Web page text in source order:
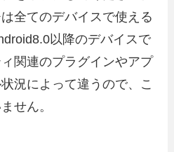
全てのデバイスで使える
以降のデバイスで
関連のプラグインやアプ
況によって違うので、こ
せん。